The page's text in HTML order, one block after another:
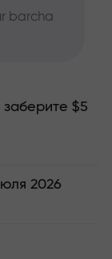
barcha
$5
2026